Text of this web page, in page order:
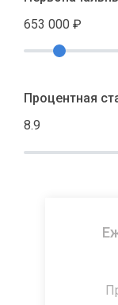
653 000 ₽
Процентная
8.9